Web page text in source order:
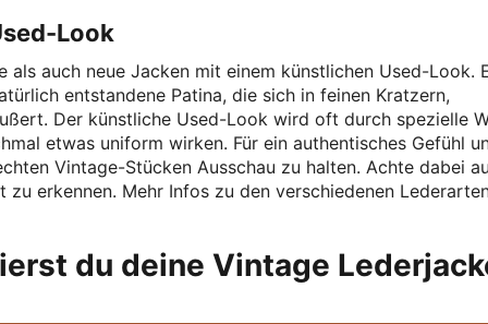
Look
auch neue Jacken mit einem künstlichen Used-Look.
entstandene Patina, die sich in feinen Kratzern,
Der künstliche Used-Look wird oft durch spezielle
etwas uniform wirken. Für ein authentisches Gefühl
Vintage-Stücken Ausschau zu halten. Achte dabei
erkennen. Mehr Infos zu den verschiedenen
du deine Vintage